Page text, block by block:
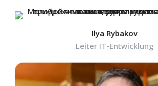
Ilya Rybakov
Leiter IT-Entwicklung